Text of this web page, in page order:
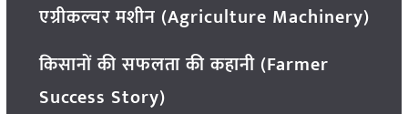
एग्रीकल्चर मशीन (Agriculture Machinery)
किसानों की सफलता की कहानी (Farmer
Success Story)